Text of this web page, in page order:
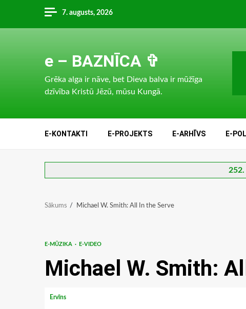
content
7. augusts, 2026
e – BAZNĪCA ✞
Grēka alga ir nāve, bet Dieva balva ir mūžīga
dzīvība Kristū Jēzū, mūsu Kungā.
E-KONTAKTI E-PROJEKTS E-ARHĪVS E-
Sākums Michael W. Smith: All In the Serve
E-MŪZIKA E-VIDEO
Michael W. Smith:
Ervīns